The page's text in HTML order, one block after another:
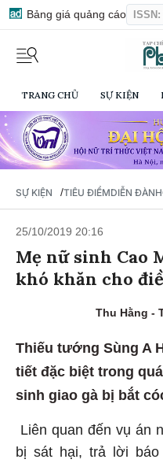
Bảng giá quảng cáo
TRANG CHỦ SỰ KIỆN
SỰ KIỆN /TIÊU ĐIỂMDIỄN ĐÀN
25/10/2019 20:16
Mẹ nữ sinh Cao
khó khăn cho
Thu Hằng -
Thiếu tướng Sùng A
tiết đặc biệt trong
sinh giao gà bị bắt
Liên quan đến vụ án
bị sát hại, trả lời báo